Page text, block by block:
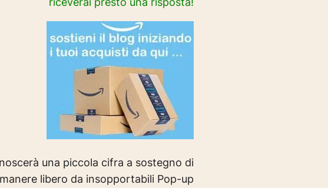
una piccola cifra a sostegno di
libero da insopportabili Pop-up